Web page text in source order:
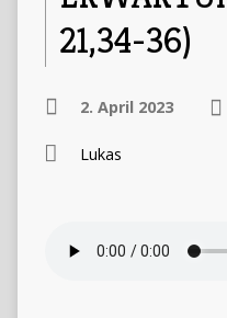
21,34-36)
2. April 2023
Lukas